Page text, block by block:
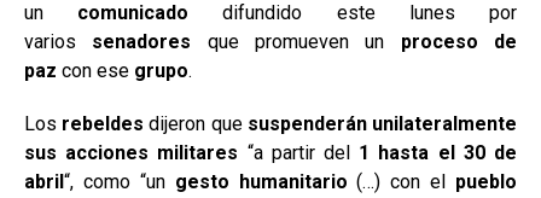
un comunicado difundido este lunes por
varios senadores que promueven un proceso de
paz con ese grupo.
Los rebeldes dijeron que suspenderán unilateralmente
sus acciones militares “a partir del 1 hasta el 30 de
abril“, como “un gesto humanitario (…) con el pueblo